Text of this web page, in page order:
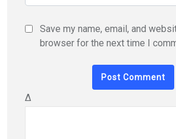
Save my name, email, and
browser for the next time I
Δ